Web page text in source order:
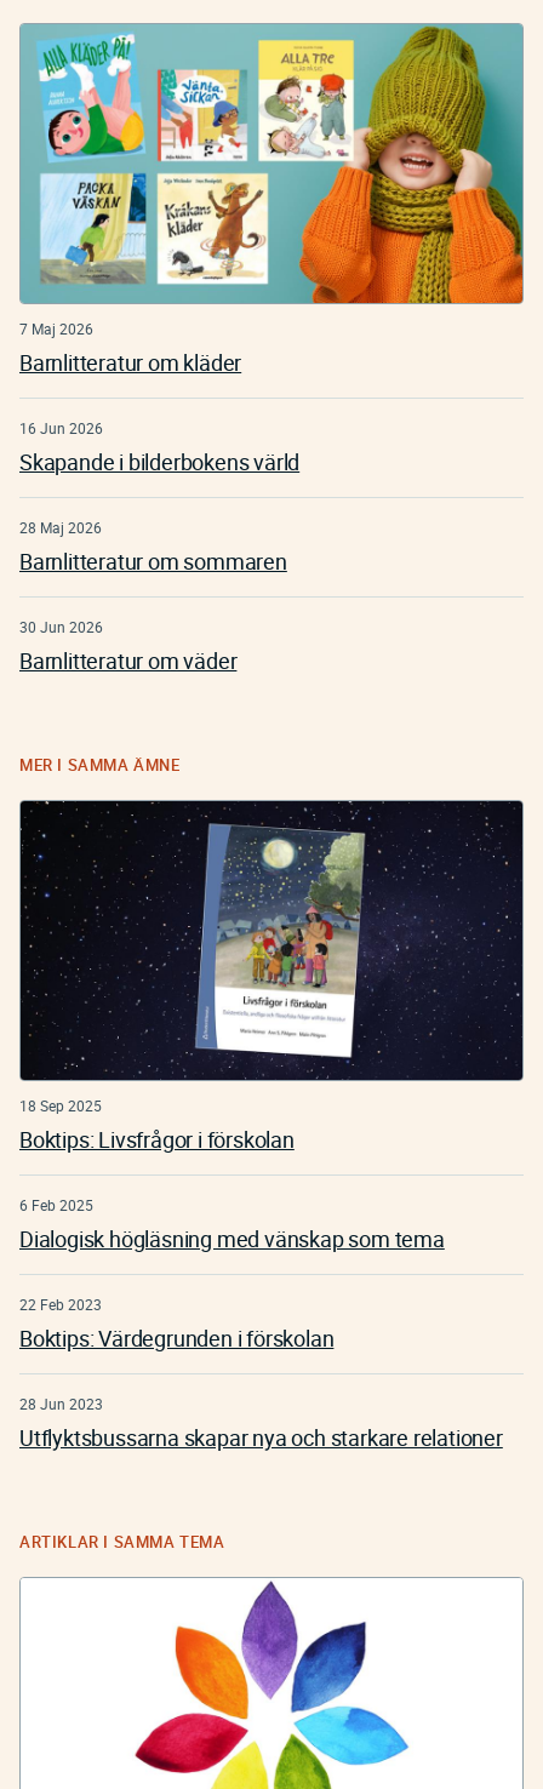
7 Maj 2026
Barnlitteratur om kläder
16 Jun 2026
Skapande i bilderbokens värld
28 Maj 2026
Barnlitteratur om sommaren
30 Jun 2026
Barnlitteratur om väder
MER I SAMMA ÄMNE
18 Sep 2025
Boktips: Livsfrågor i förskolan
6 Feb 2025
Dialogisk högläsning med vänskap som tema
22 Feb 2023
Boktips: Värdegrunden i förskolan
28 Jun 2023
Utflyktsbussarna skapar nya och starkare relationer
ARTIKLAR I SAMMA TEMA